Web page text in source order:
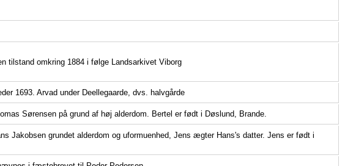
tilstand omkring 1884 i følge Landsarkivet Viborg
1693. Arvad under Deellegaarde, dvs. halvgårde
Sørensen på grund af høj alderdom. Bertel er født i Døslund, Brande.
Jakobsen grundet alderdom og uformuenhed, Jens ægter Hans's datter. Jens er født i